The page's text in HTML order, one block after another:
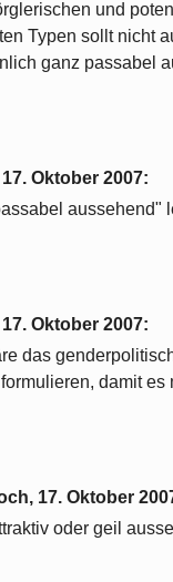
und
Typen sollt nicht
ganz passabel
Oktober 2007:
aussehend"
Oktober 2007:
das
damit
17. Oktober
oder geil